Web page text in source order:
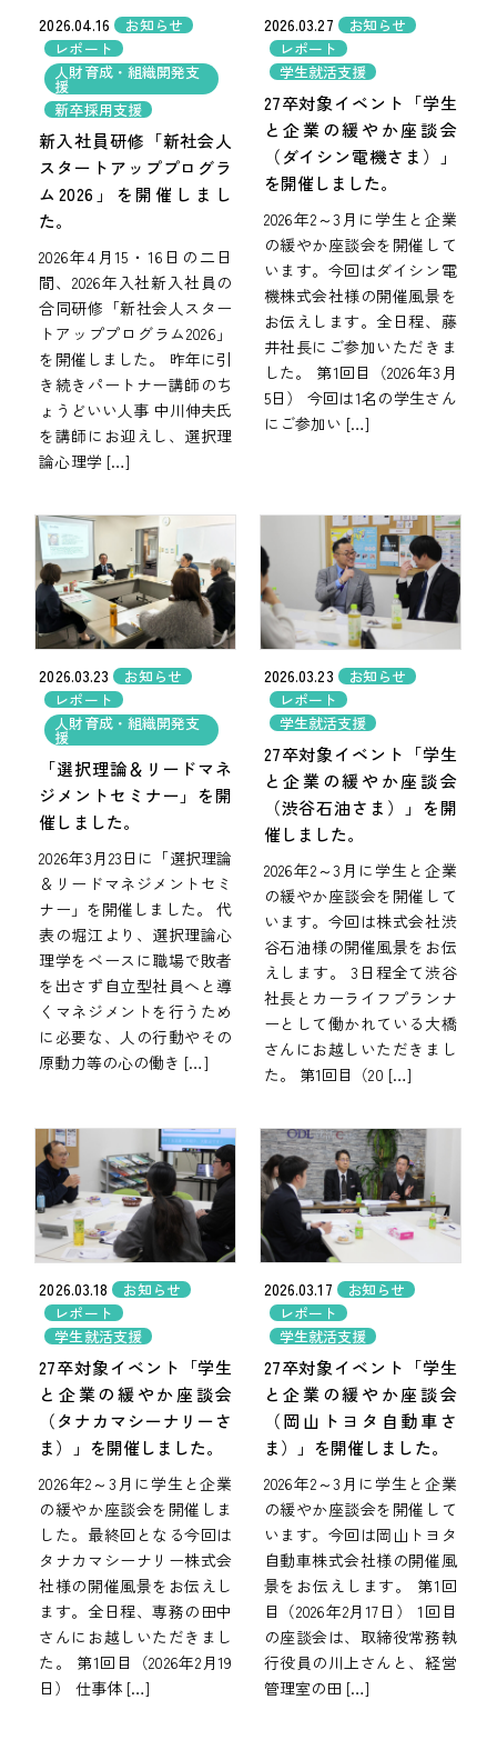
2026.04.16 お知らせ
レポート
人財育成・組織開発支
援
新卒採用支援
新入社員研修「新社会人
スタートアッププログラ
ム2026」を開催しまし
た。
2026年4月15・16日の二日
間、2026年入社新入社員の
合同研修「新社会人スター
トアッププログラム2026」
を開催しました。 昨年に引
き続きパートナー講師のち
ょうどいい人事 中川伸夫氏
を講師にお迎えし、選択理
論心理学 […]
2026.03.27
お知らせ
レポート
学生就活支援
27卒対象イベント「学生
と企業の緩やか座談会
（ダイシン電機さま）」
を開催しました。
2026年2～3月に学生と企業
の緩やか座談会を開催して
います。今回はダイシン電
機株式会社様の開催風景を
お伝えします。全日程、藤
井社長にご参加いただきま
した。 第1回目（2026年3月
5日） 今回は1名の学生さん
にご参加い […]
2026.03.23 お知らせ
レポート
人財育成・組織開発支
援
「選択理論＆リードマネ
ジメントセミナー」を開
催しました。
2026年3月23日に「選択理論
＆リードマネジメントセミ
ナー」を開催しました。 代
表の堀江より、選択理論心
理学をベースに職場で敗者
を出さず自立型社員へと導
くマネジメントを行うため
に必要な、人の行動やその
原動力等の心の働き […]
2026.03.23
お知らせ
レポート
学生就活支援
27卒対象イベント「学生
と企業の緩やか座談会
（渋谷石油さま）」を開
催しました。
2026年2～3月に学生と企業
の緩やか座談会を開催して
います。今回は株式会社渋
谷石油様の開催風景をお伝
えします。 3日程全て渋谷
社長とカーライフプランナ
ーとして働かれている大橋
さんにお越しいただきまし
た。 第1回目（20 […]
2026.03.18 お知らせ
レポート
学生就活支援
27卒対象イベント「学生
と企業の緩やか座談会
（タナカマシーナリーさ
ま）」を開催しました。
2026年2～3月に学生と企業
の緩やか座談会を開催しま
した。最終回となる今回は
タナカマシーナリー株式会
社様の開催風景をお伝えし
ます。全日程、専務の田中
さんにお越しいただきまし
た。 第1回目（2026年2月19
日） 仕事体 […]
2026.03.17
お知らせ
レポート
学生就活支援
27卒対象イベント「学生
と企業の緩やか座談会
（岡山トヨタ自動車さ
ま）」を開催しました。
2026年2～3月に学生と企業
の緩やか座談会を開催して
います。今回は岡山トヨタ
自動車株式会社様の開催風
景をお伝えします。 第1回
目（2026年2月17日） 1回目
の座談会は、取締役常務執
行役員の川上さんと、経営
管理室の田 […]